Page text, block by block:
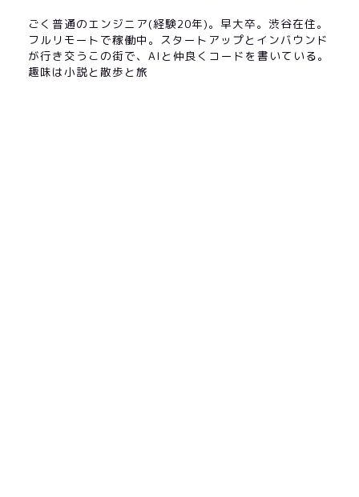
ごく普通のエンジニア(経験20年)。早大卒。渋谷在住。
フルリモートで稼働中。スタートアップとインバウンド
が行き交うこの街で、AIと仲良くコードを書いている。
趣味は小説と散歩と旅